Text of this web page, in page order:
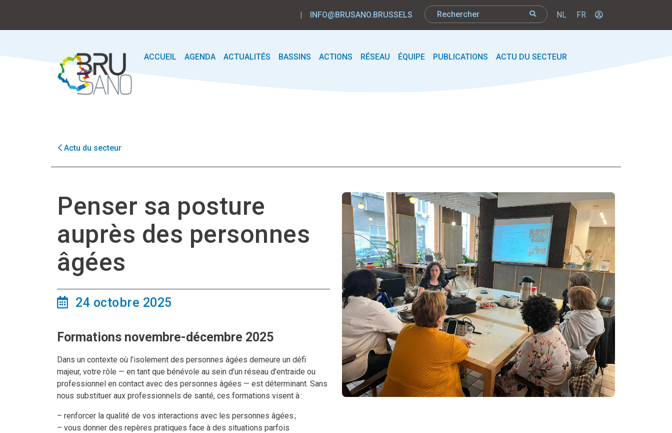
| INFO@BRUSANO.BRUSSELS NL FR
ACCUEIL AGENDA ACTUALITÉS BASSINS ACTIONS RÉSEAU ÉQUIPE PUBLICATIONS ACTU DU SECTEUR
Actu du secteur
Penser sa posture
auprès des personnes
âgées
24 octobre 2025
Formations novembre-décembre 2025
Dans un contexte où l’isolement des personnes âgées demeure un défi
majeur, votre rôle — en tant que bénévole au sein d’un réseau d’entraide ou
professionnel en contact avec des personnes âgées — est déterminant. Sans
nous substituer aux professionnels de santé, ces formations visent à :
– renforcer la qualité de vos interactions avec les personnes âgées ;
– vous donner des repères pratiques face à des situations parfois